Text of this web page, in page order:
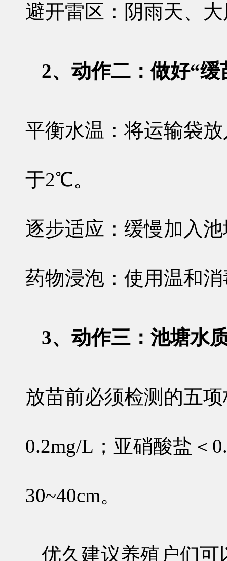
避开雷区 ：阴雨天、
2、动作二：做好“缓
平衡水温 ：将运输袋
于2℃。
逐步适应 ：缓慢加入
药物浸泡 ：使用温和
3、动作三：池塘水
放苗前必须检测的五
0.2mg/L；亚硝酸盐＜
30~40cm。
优久建议养殖户们可